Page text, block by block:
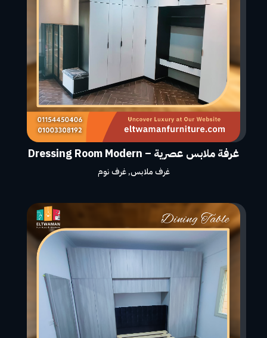
غرفة ملابس عصرية – Dressing Room Modern
غرف ملابس,غرف نوم